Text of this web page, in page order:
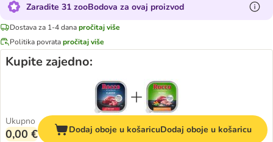
Zaradite 31 zooBodova za ovaj proizvod
Dostava za 1-4 danapročitaj više
Politika povratapročitaj više
Kupite zajedno:
Ukupno
0,00 € Dodaj oboje u košaricuDodaj oboje u košaricu